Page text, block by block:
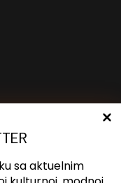
sa aktuelnim